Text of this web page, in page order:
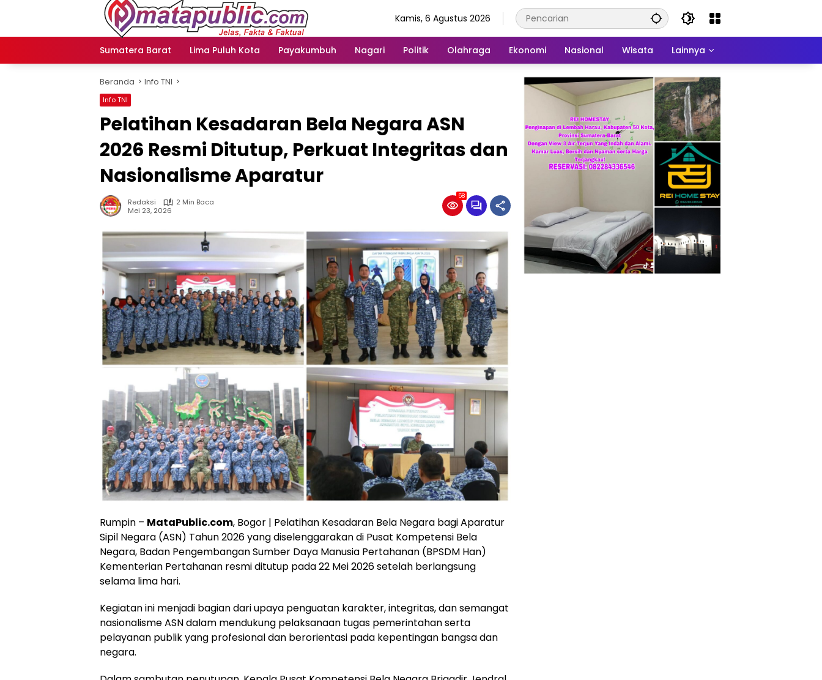
Kamis, 6 Agustus 2026
Sumatera Barat Lima Puluh Kota Payakumbuh Nagari Politik Olahraga Ekonomi Nasional Wisata Lainnya
Beranda Info TNI
Info TNI
Pelatihan Kesadaran Bela Negara ASN
2026 Resmi Ditutup, Perkuat Integritas dan
Nasionalisme Aparatur
Redaksi
2 Min Baca
Mei 23, 2026
58
Rumpin – MataPublic.com, Bogor | Pelatihan Kesadaran Bela Negara bagi Aparatur
Sipil Negara (ASN) Tahun 2026 yang diselenggarakan di Pusat Kompetensi Bela
Negara, Badan Pengembangan Sumber Daya Manusia Pertahanan (BPSDM Han)
Kementerian Pertahanan resmi ditutup pada 22 Mei 2026 setelah berlangsung
selama lima hari.
Kegiatan ini menjadi bagian dari upaya penguatan karakter, integritas, dan semangat
nasionalisme ASN dalam mendukung pelaksanaan tugas pemerintahan serta
pelayanan publik yang profesional dan berorientasi pada kepentingan bangsa dan
negara.